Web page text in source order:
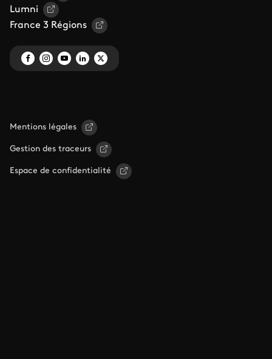
Lumni
France 3 Régions
Mentions légales
Gestion des traceurs
Espace de confidentialité